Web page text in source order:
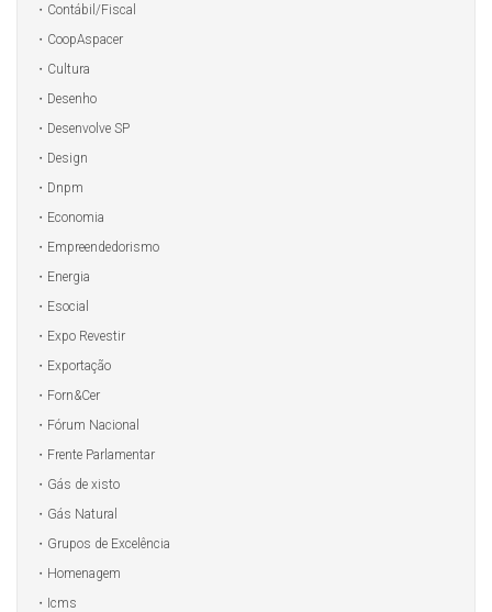
Contábil/Fiscal
CoopAspacer
Cultura
Desenho
Desenvolve SP
Design
Dnpm
Economia
Empreendedorismo
Energia
Esocial
Expo Revestir
Exportação
Forn&Cer
Fórum Nacional
Frente Parlamentar
Gás de xisto
Gás Natural
Grupos de Excelência
Homenagem
Icms